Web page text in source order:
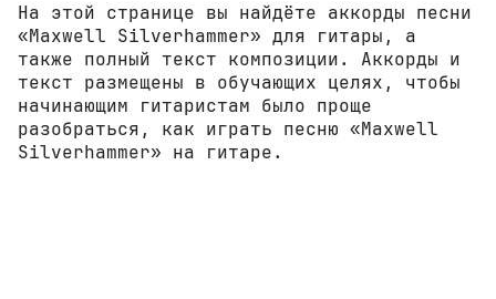
На этой странице вы найдёте аккорды песни
«Maxwell Silverhammer» для гитары, а
также полный текст композиции. Аккорды и
текст размещены в обучающих целях, чтобы
начинающим гитаристам было проще
разобраться, как играть песню «Maxwell
Silverhammer» на гитаре.